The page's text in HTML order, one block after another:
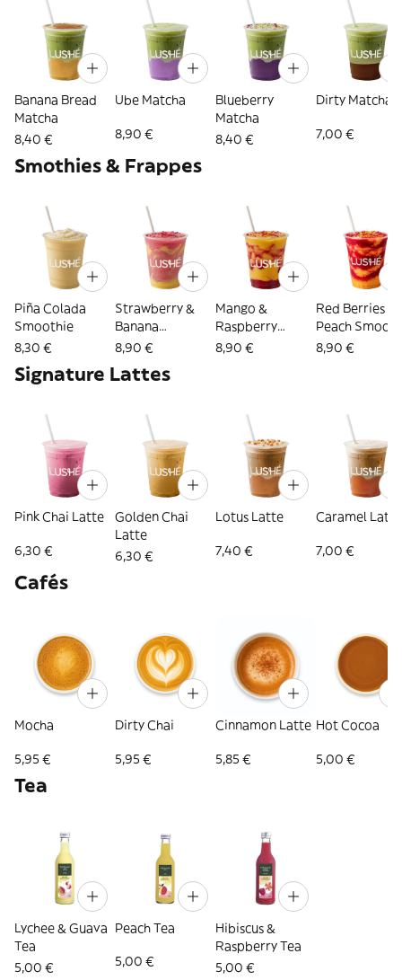
Banana Bread
Matcha
8,40 €
Ube Matcha
8,90 €
Blueberry
Matcha
8,40 €
Dirty Matcha
7,00 €
Smothies & Frappes
Piña Colada
Smoothie
8,30 €
Strawberry &
Banana
Smoothie
8,90 €
Mango &
Raspberry
Smoothie
8,90 €
Red Berries &
Peach
8,90 €
Signature Lattes
Pink Chai Latte
6,30 €
Golden Chai
Latte
6,30 €
Lotus Latte
7,40 €
Caramel Latte
7,00 €
Cafés
Mocha
5,95 €
Dirty Chai
5,95 €
Cinnamon Latte
5,85 €
Hot Cocoa
5,00 €
Tea
Lychee & Guava
Tea
5,00 €
Peach Tea
5,00 €
Hibiscus &
Raspberry Tea
5,00 €